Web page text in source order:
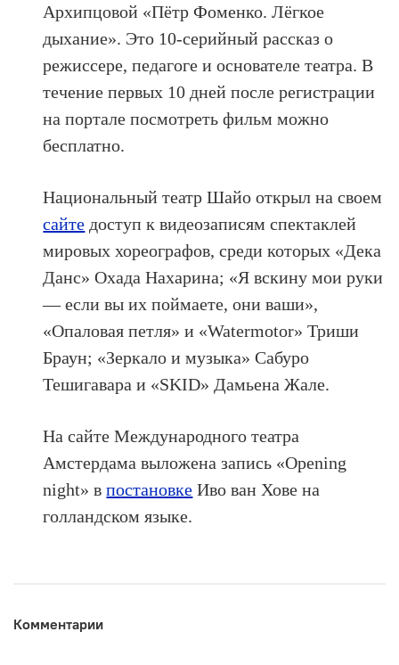
Архипцовой «Пётр Фоменко. Лёгкое
дыхание». Это 10-серийный рассказ о
режиссере, педагоге и основателе театра. В
течение первых 10 дней после регистрации
на портале посмотреть фильм можно
бесплатно.
Национальный театр Шайо открыл на своем
сайте доступ к видеозаписям спектаклей
мировых хореографов, среди которых «Дека
Данс» Охада Нахарина; «Я вскину мои руки
— если вы их поймаете, они ваши»,
«Опаловая петля» и «Watermotor» Триши
Браун; «Зеркало и музыка» Сабуро
Тешигавара и «SKID» Дамьена Жале.
На сайте Международного театра
Амстердама выложена запись «Opening
night» впостановке Иво ван Хове на
голландском языке.
Комментарии